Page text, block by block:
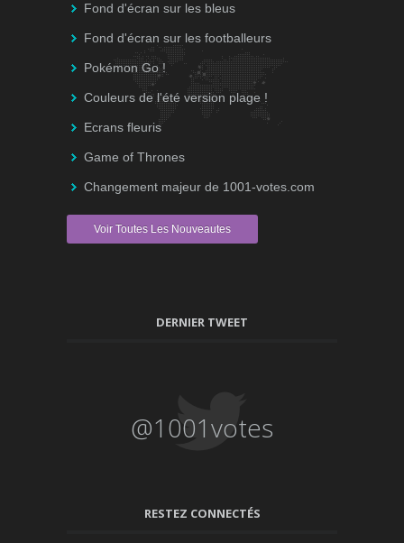
Fond d'écran sur les bleus
Fond d'écran sur les footballeurs
Pokémon Go !
Couleurs de l'été version plage !
Ecrans fleuris
Game of Thrones
Changement majeur de 1001-votes.com
Voir Toutes Les Nouveautes
DERNIER TWEET
@1001votes
RESTEZ CONNECTÉS